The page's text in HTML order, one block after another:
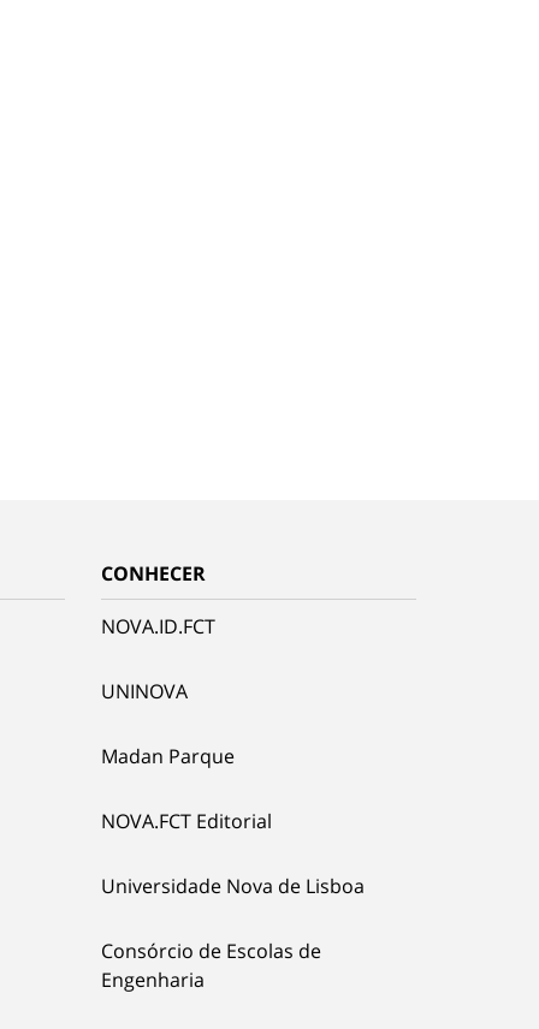
CONHECER
NOVA.ID.FCT
UNINOVA
Madan Parque
NOVA.FCT Editorial
Universidade Nova de Lisboa
Consórcio de Escolas de
Engenharia